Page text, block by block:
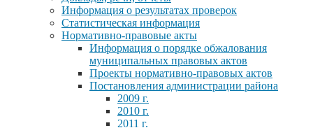
Информация о результатах проверок
Статистическая информация
Нормативно-правовые акты
Информация о порядке обжалования
муниципальных правовых актов
Проекты нормативно-правовых актов
Постановления администрации района
2009 г.
2010 г.
2011 г.